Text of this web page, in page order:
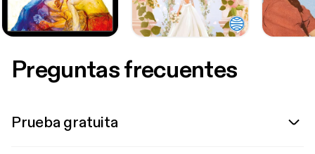
Preguntas frecuentes
Prueba gratuita